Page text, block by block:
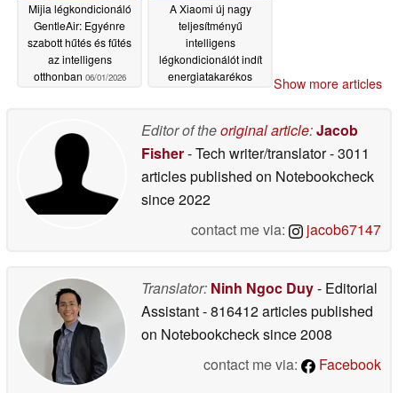
Mijia légkondicionáló
GentleAir: Egyénre
szabott hűtés és fűtés
az intelligens
otthonban 06/01/2026
A Xiaomi új nagy
teljesítményű
intelligens
légkondicionálót indít
energiatakarékos
Show more articles
Editor of theoriginal article:Jacob
Fisher- Tech writer/translator- 3011
articles published on Notebookcheck
since 2022
contact me via:
jacob67147
Translator: Ninh Ngoc Duy- Editorial
Assistant- 816412 articles published
on Notebookchecksince 2008
contact me via:
Facebook